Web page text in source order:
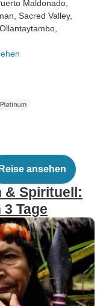
Maldonado
, Sacred Valley,
, Ollantaytambo
Reise ansehen
& Spirituell:
Tage